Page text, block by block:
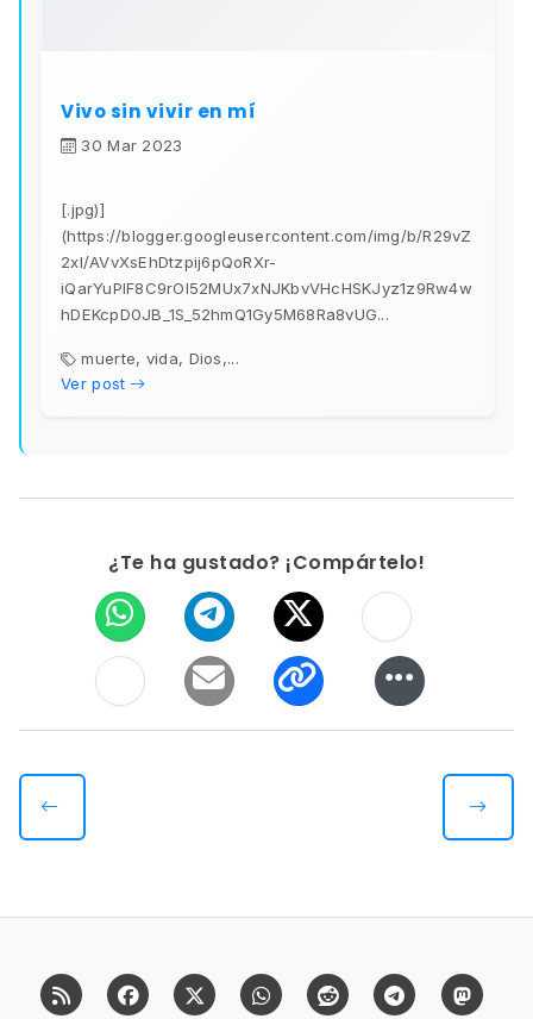
Vivo sin vivir en mí
30 Mar 2023
[.jpg)]
(https://blogger.googleusercontent.com/img/b/R29vZ
2xl/AVvXsEhDtzpij6pQoRXr-
iQarYuPIF8C9rOl52MUx7xNJKbvVHcHSKJyz1z9Rw4w
hDEKcpD0JB_1S_52hmQ1Gy5M68Ra8vUG...
muerte, vida, Dios,...
Ver post
¿Te ha gustado? ¡Compártelo!
RSS FacebookX (Twitter)Whatsapp Reddit Telegram